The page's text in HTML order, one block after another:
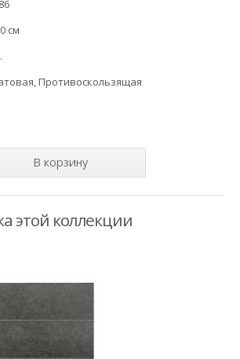
см
Противоскользящая
этой коллекции